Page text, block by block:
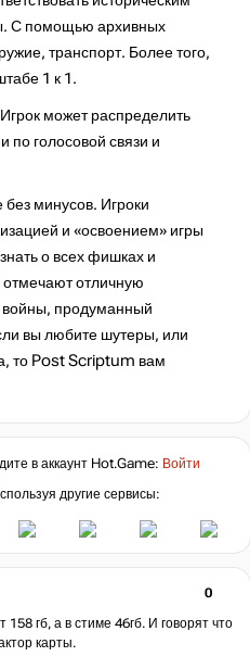
С помощью архивных
транспорт. Более того,
1 к 1.
может распределить
по голосовой связи и
без минусов. Игроки
и «освоением» игры
о всех фишках и
отличную
продуманный
вы любите шутеры, или
то Post Scriptum вам
в аккаунт Hot.Game: Войти
другие сервисы:
0
158 гб, а в стиме 46гб. И говорят что
карты.